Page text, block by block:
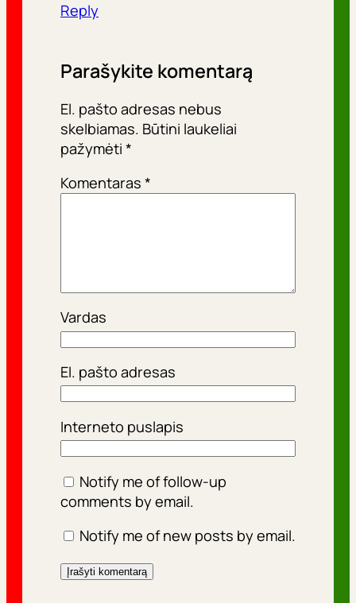
Reply
Parašykite komentarą
El. pašto adresas nebus
skelbiamas. Būtini laukeliai
pažymėti *
Komentaras *
Vardas
El. pašto adresas
Interneto puslapis
Notify me of follow-up
comments by email.
Notify me of new posts by email.